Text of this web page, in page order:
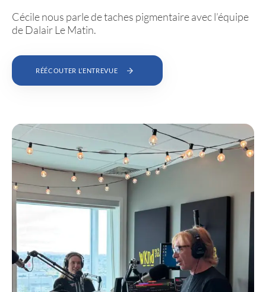
Cécile nous parle de taches pigmentaire avec l’équipe
de Dalair Le Matin.
RÉÉCOUTER L’ENTREVUE